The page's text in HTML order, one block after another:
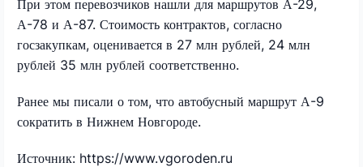
При этом перевозчиков нашли для маршрутов А-29,
А-78 и А-87. Стоимость контрактов, согласно
госзакупкам, оценивается в 27 млн рублей, 24 млн
рублей 35 млн рублей соответственно.
Ранее мы писали о том, что автобусный маршрут А-9
сократить в Нижнем Новгороде.
Источник: https://www.vgoroden.ru